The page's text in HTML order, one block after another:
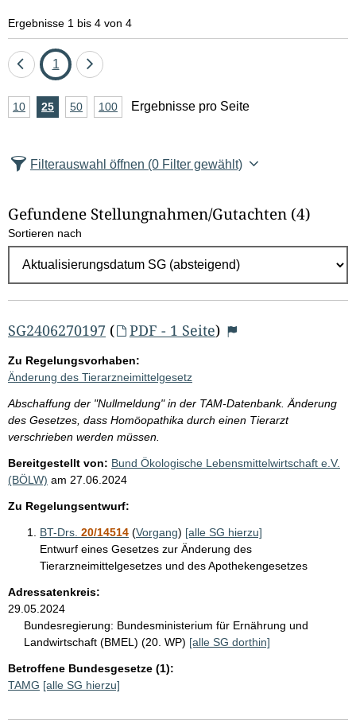
h
Ergebnisse 1 bis 4 von 4
Eine
zurück
Seite
1
Eine
vor
A
z
l
E
g
e
b
n
i
s
s
e
p
r
o
t
e
10Ergebnisse
25Ergebnisse
50Ergebnisse
100Ergebnisse
Ergebnisse pro Seite
Filterauswahl öffnen (0 Filter gewählt)
Gefundene Stellungnahmen/⁠Gutachten (4)
Sortieren nach
SG2406270197 ( PDF - 1 Seite)
Zu Regelungsvorhaben:
Änderung des Tierarzneimittelgesetz
Abschaffung der "Nullmeldung" in der TAM-Datenbank. Änderung
des Gesetzes, dass Homöopathika durch einen Tierarzt
verschrieben werden müssen.
Bereitgestellt von: Bund Ökologische Lebensmittelwirtschaft e.V.
(BÖLW) am 27.06.2024
Zu Regelungsentwurf:
BT-Drs. 20/14514 (Vorgang) [alle SG hierzu]
Entwurf eines Gesetzes zur Änderung des
Tierarzneimittelgesetzes und des Apothekengesetzes
Adressatenkreis:
29.05.2024
Bundesregierung: Bundesministerium für Ernährung und
Landwirtschaft (BMEL) (20. WP) [alle SG dorthin]
Betroffene Bundesgesetze (1):
TAMG [alle SG hierzu]